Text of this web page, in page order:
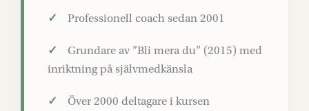
✓ Professionell coach sedan 2001
✓
Grundare av ”Bli mera du” (2015) med
inriktning på självmedkänsla
✓
Över 2000 deltagare i kursen